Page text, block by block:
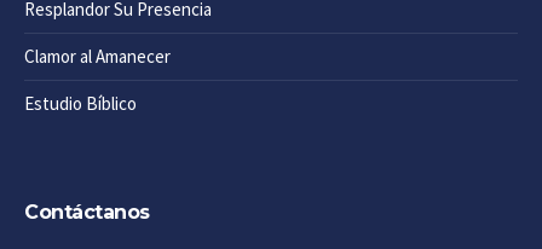
Resplandor Su Presencia
Clamor al Amanecer
Estudio Bíblico
Contáctanos